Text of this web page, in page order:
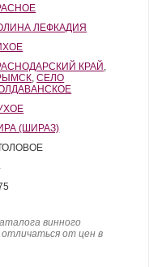
ЛЕФКАДИЯ
КРАЙ
,СЕЛО
(ШИРАЗ)
винного
от цен в